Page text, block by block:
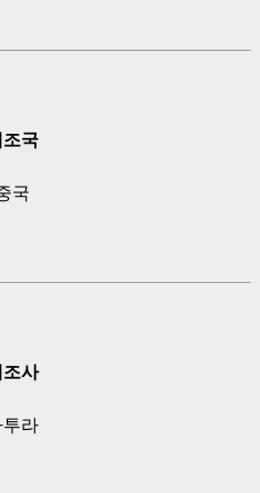
국
국
사
투라